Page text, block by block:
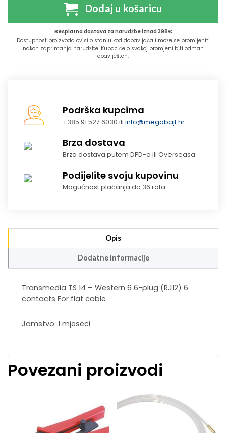
Dodaj u košaricu
Besplatna dostava za narudžbe iznad 398€
Dostupnost proizvoda ovisi o stanju kod dobavljača i može se promijeniti
nakon zaprimanja narudžbe. Kupac će o svakoj promjeni biti odmah
obaviješten.
Podrška kupcima
+385 91 527 6030 iliinfo@megabajt.hr
Brza dostava
Brza dostava putem DPD-a ili Overseasa
Podijelite svoju kupovinu
Mogućnost plaćanja do 36 rata
Opis
Dodatne informacije
Transmedia TS 14 – Western 6 6-plug (RJ12) 6
contacts For flat cable
Jamstvo: 1 mjeseci
Povezani proizvodi